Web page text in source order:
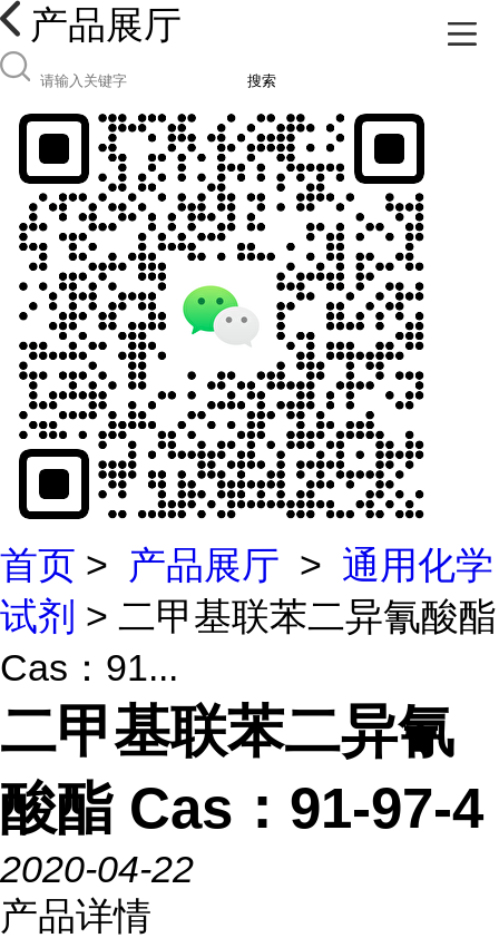
产品展厅
搜索
首页 > 产品展厅 > 通用化学
试剂 > 二甲基联苯二异氰酸酯
Cas：91...
二甲基联苯二异氰
酸酯 Cas：91-97-4
2020-04-22
产品详情